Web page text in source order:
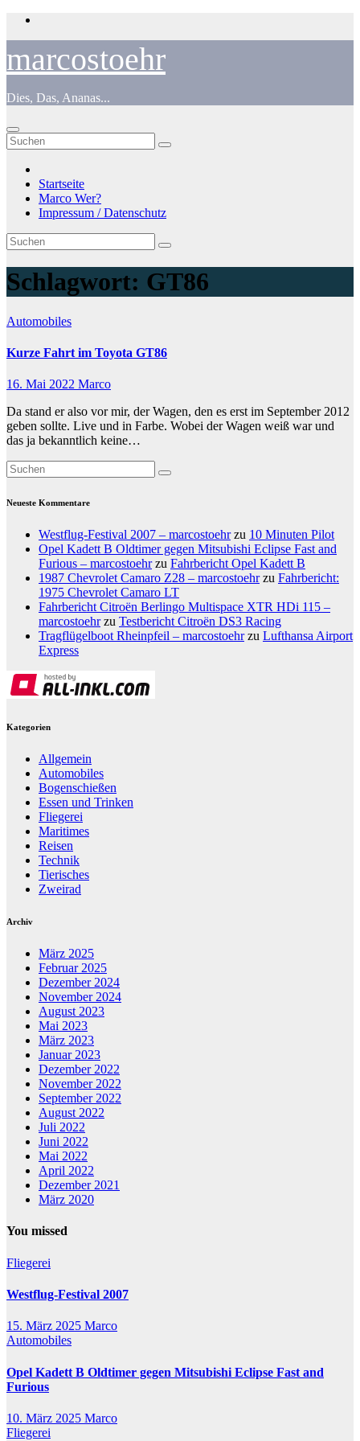
Zum
marcostoehr
Dies, Das, Ananas...
Startseite
Marco Wer?
Impressum / Datenschutz
Schlagwort: GT86
Automobiles
Kurze Fahrt im Toyota GT86
16. Mai 2022 Marco
Da stand er also vor mir, der Wagen, den es erst im September 2012
geben sollte. Live und in Farbe. Wobei der Wagen weiß war und
das ja bekanntlich keine…
Neueste Kommentare
Westflug-Festival 2007 – marcostoehrzu 10 Minuten Pilot
Opel Kadett B Oldtimer gegen Mitsubishi Eclipse Fast and
Furious – marcostoehrzu Fahrbericht Opel Kadett B
1987 Chevrolet Camaro Z28 – marcostoehrzu Fahrbericht:
1975 Chevrolet Camaro LT
Fahrbericht Citroën Berlingo Multispace XTR HDi 115 –
marcostoehrzu Testbericht Citroën DS3 Racing
Tragflügelboot Rheinpfeil – marcostoehrzu Lufthansa Airport
Express
Kategorien
Allgemein
Automobiles
Bogenschießen
Essen und Trinken
Fliegerei
Maritimes
Reisen
Technik
Tierisches
Zweirad
Archiv
März 2025
Februar 2025
Dezember 2024
November 2024
August 2023
Mai 2023
März 2023
Januar 2023
Dezember 2022
November 2022
September 2022
August 2022
Juli 2022
Juni 2022
Mai 2022
April 2022
Dezember 2021
März 2020
You missed
Fliegerei
Westflug-Festival 2007
15. März 2025 Marco
Automobiles
Opel Kadett B Oldtimer gegen Mitsubishi Eclipse Fast and
Furious
10. März 2025 Marco
Fliegerei